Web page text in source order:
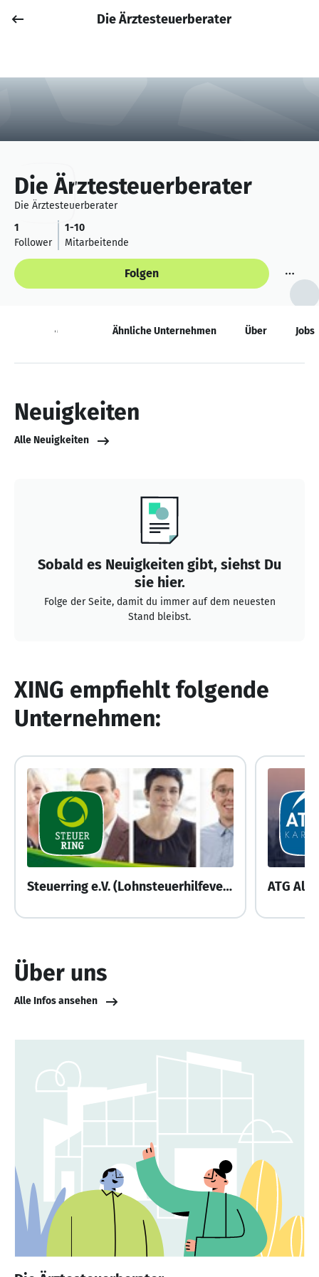
Anmelden
Die Ärztesteuerberater
Die Ärztesteuerberater
Die Ärztesteuerberater
1
Follower
1-10
Mitarbeitende
Folgen
Neuigkeiten Ähnliche Unternehmen Über Jobs
Neuigkeiten
Alle Neuigkeiten
Sobald es Neuigkeiten gibt, siehst Du
sie hier.
Folge der Seite, damit du immer auf dem neuesten
Stand bleibst.
XING empfiehlt folgende
Unternehmen:
Steuerring e.V. (Lohnsteuerhilfeverein) ATG
Über uns
Alle Infos ansehen